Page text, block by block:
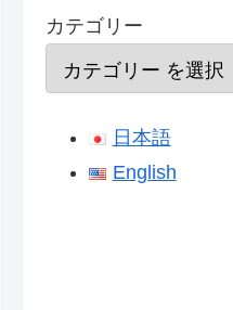
カテゴリー
日本語
English